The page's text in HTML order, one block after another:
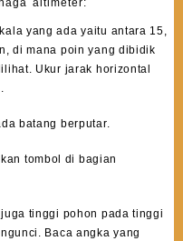
altimeter:
yang ada yaitu antara 15,
di mana poin yang dibidik
Ukur jarak horizontal
batang berputar.
tombol di bagian
tinggi pohon pada tinggi
Baca angka yang